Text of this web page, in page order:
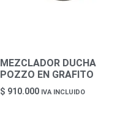
MEZCLADOR DUCHA
POZZO EN GRAFITO
$ 910.000 IVA INCLUIDO